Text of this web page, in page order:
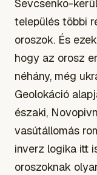
Sevcsenko-
település többi
oroszok. És
hogy az orosz
néhány, még
Geolokáció
északi,
vasútállomás
inverz logika itt
oroszoknak